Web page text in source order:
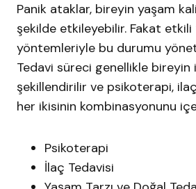
Panik ataklar, bireyin yaşam
şekilde etkileyebilir. Fakat
yöntemleriyle bu durumu
Tedavi süreci genellikle bireyin
şekillendirilir ve psikoterapi,
her ikisinin kombinasyonunu
Psikoterapi
İlaç Tedavisi